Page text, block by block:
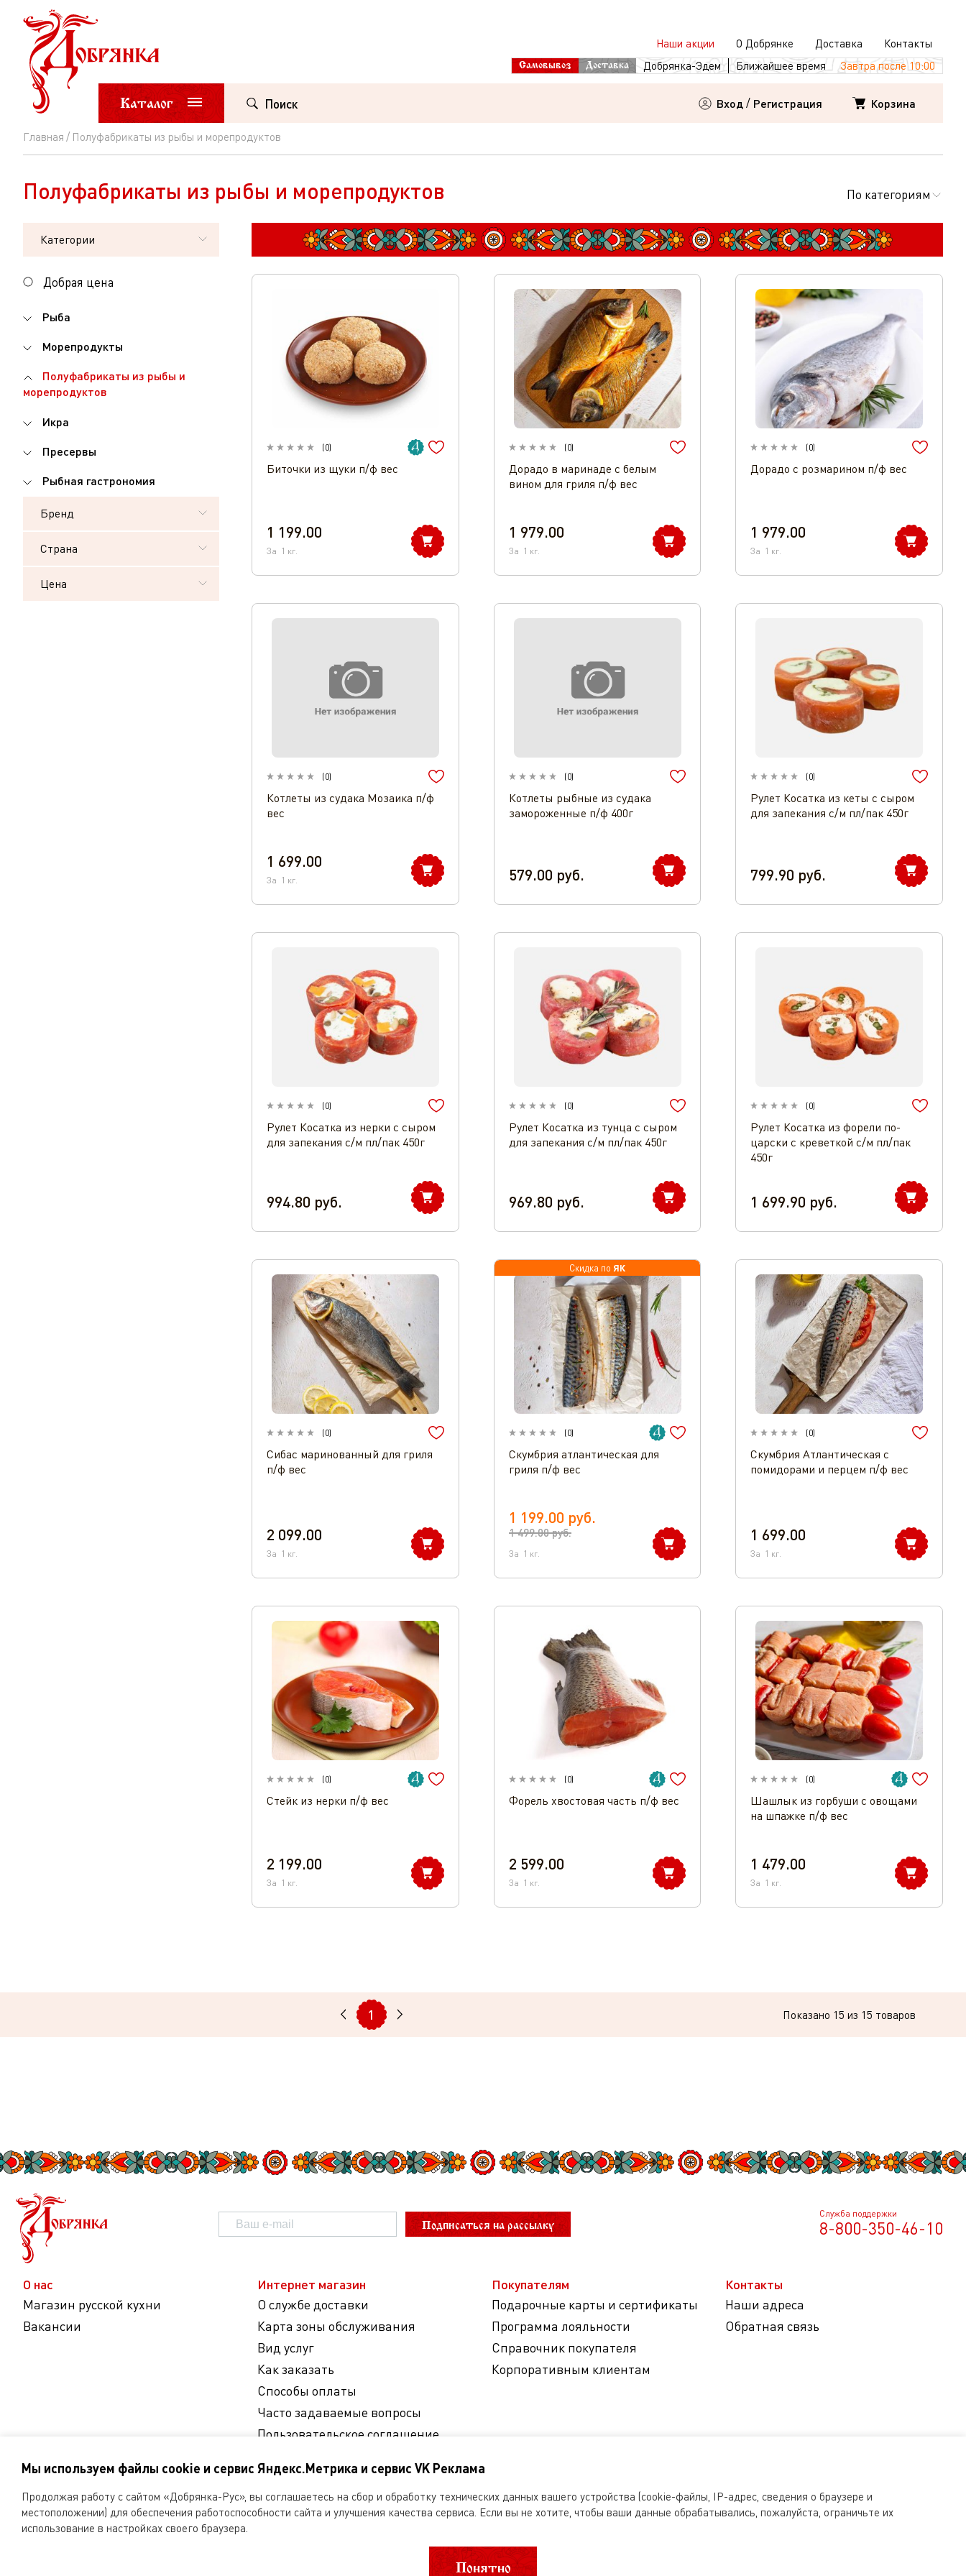
Наши акции О Добрянке Доставка Контакты
Самовывоз Доставка Добрянка-Эдем Ближайшее время Завтра после 10:00
Каталог Поиск Вход / Регистрация Корзина
Главная Полуфабрикаты из рыбы и морепродуктов
Полуфабрикаты
рыбы
морепродуктов
Полуфабрикаты из рыбы и морепродуктов
Категории
Добрая цена
Рыба
Морепродукты
Полуфабрикаты из рыбы и
морепродуктов
Икра
Пресервы
Рыбная гастрономия
Бренд
Страна
Цена
По категориям
(0)
Биточки из щуки п/ф вес
1 199.00
За 1 кг.
(0)
Дорадо в маринаде с белым
вином для гриля п/ф вес
1 979.00
За 1 кг.
(0)
Дорадо с розмарином п/ф вес
1 979.00
За 1 кг.
(0)
Котлеты из судака Мозаика п/ф
вес
1 699.00
За 1 кг.
(0)
Котлеты рыбные из судака
замороженные п/ф 400г
579.00 руб.
(0)
Рулет Косатка из кеты с сыром
для запекания с/м пл/пак 450г
799.90 руб.
(0)
Рулет Косатка из нерки с сыром
для запекания с/м пл/пак 450г
994.80 руб.
(0)
Рулет Косатка из тунца с сыром
для запекания с/м пл/пак 450г
969.80 руб.
(0)
Рулет Косатка из форели по-
царски с креветкой с/м пл/пак
450г
1 699.90 руб.
(0)
Сибас маринованный для гриля
п/ф вес
2 099.00
За 1 кг.
Скидка по ЯК
(0)
Скумбрия атлантическая для
гриля п/ф вес
1 199.00 руб.
1 499.00руб.
За 1 кг.
(0)
Скумбрия Атлантическая с
помидорами и перцем п/ф вес
1 699.00
За 1 кг.
(0)
Стейк из нерки п/ф вес
2 199.00
За 1 кг.
(0)
Форель хвостовая часть п/ф вес
2 599.00
За 1 кг.
(0)
Шашлык из горбуши с овощами
на шпажке п/ф вес
1 479.00
За 1 кг.
1 Показано 15 из 15 товаров
Подписаться на рассылку
Служба поддержки
8-800-350-46-10
О нас
Магазин русской кухни
Вакансии
Интернет магазин
О службе доставки
Карта зоны обслуживания
Вид услуг
Как заказать
Способы оплаты
Часто задаваемые вопросы
Пользовательское соглашение
персональных данных
Покупателям
Подарочные карты и сертификаты
Программа лояльности
Справочник покупателя
Корпоративным клиентам
Контакты
Наши адреса
Обратная связь
Мы
в
Мы используем файлы cookie и сервис Яндекс.Метрика и сервис VK Реклама
Продолжая работу с сайтом «Добрянка-Рус», вы соглашаетесь на сбор и обработку технических данных вашего устройства (cookie-файлы, IP-адрес, сведения о браузере и
местоположении) для обеспечения работоспособности сайта и улучшения качества сервиса. Если вы не хотите, чтобы ваши данные обрабатывались, пожалуйста, ограничьте их
использование в настройках своего браузера.
Понятно